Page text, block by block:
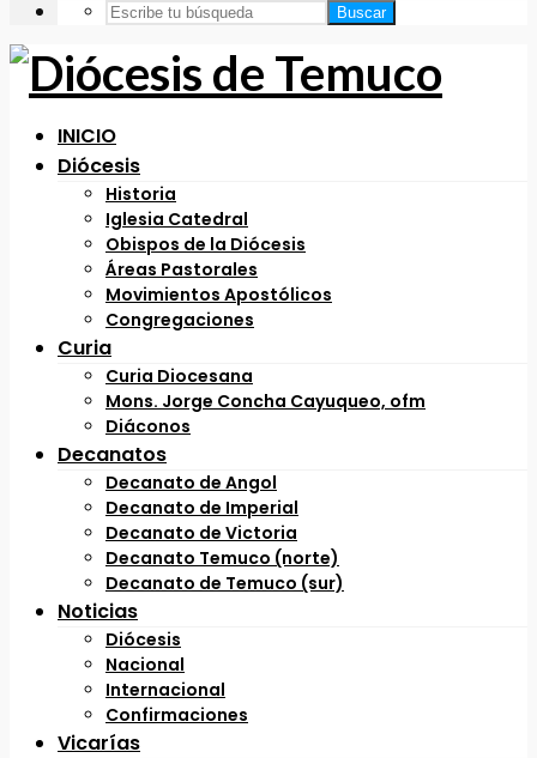
Buscar
INICIO
Diócesis
Historia
Iglesia Catedral
Obispos de la Diócesis
Áreas Pastorales
Movimientos Apostólicos
Congregaciones
Curia
Curia Diocesana
Mons. Jorge Concha Cayuqueo, ofm
Diáconos
Decanatos
Decanato de Angol
Decanato de Imperial
Decanato de Victoria
Decanato Temuco (norte)
Decanato de Temuco (sur)
Noticias
Diócesis
Nacional
Internacional
Confirmaciones
Vicarías